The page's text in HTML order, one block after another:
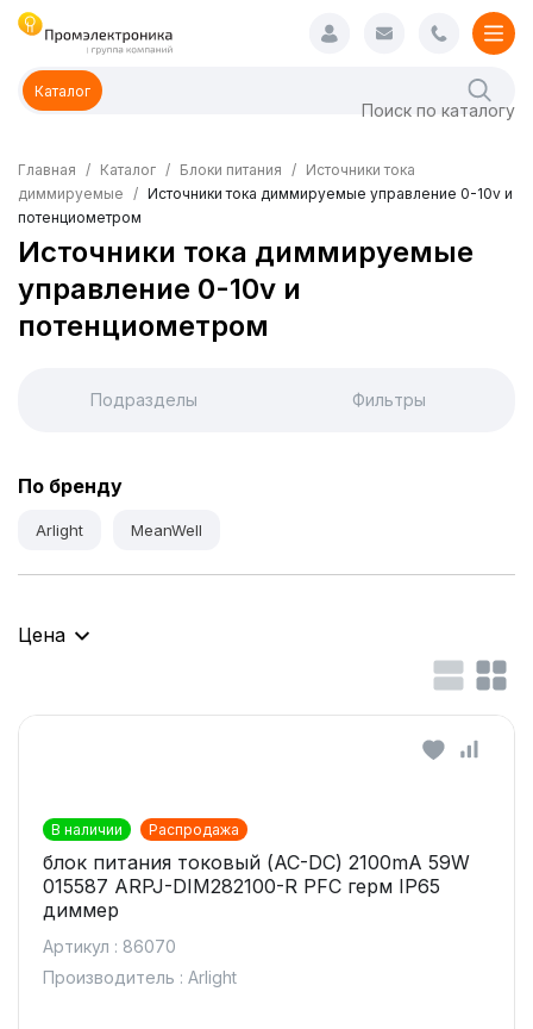
Каталог
Главная Каталог Блоки питания
Источники тока
диммируемые
Источники тока диммируемые управление 0-10v и
потенциометром
Источники тока диммируемые
управление 0-10v и
потенциометром
Подразделы Фильтры
По бренду
Arlight MeanWell
Цена
В наличии Распродажа
блок питания токовый (AC-DC) 2100mA 59W
015587 ARPJ-DIM282100-R PFC герм IP65
диммер
Артикул : 86070
Производитель : Arlight